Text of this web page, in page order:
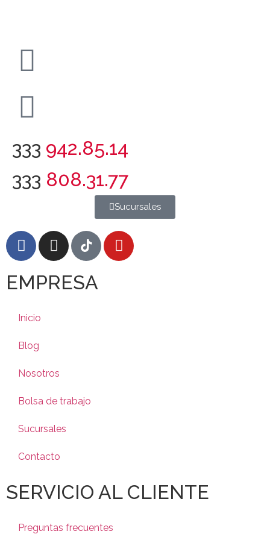
333 942.85.14
333 808.31.77
Sucursales
EMPRESA
Inicio
Blog
Nosotros
Bolsa de trabajo
Sucursales
Contacto
SERVICIO AL CLIENTE
Preguntas frecuentes